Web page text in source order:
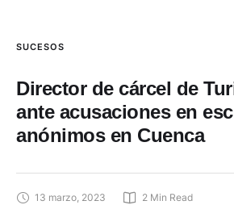
SUCESOS
Director de cárcel de
ante acusaciones en
anónimos en Cuenca
13 marzo, 2023 2 Min Read